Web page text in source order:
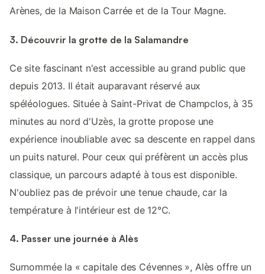
Arènes, de la Maison Carrée et de la Tour Magne.
3. Découvrir la grotte de la Salamandre
Ce site fascinant n'est accessible au grand public que
depuis 2013. Il était auparavant réservé aux
spéléologues. Située à Saint-Privat de Champclos, à 35
minutes au nord d'Uzès, la grotte propose une
expérience inoubliable avec sa descente en rappel dans
un puits naturel. Pour ceux qui préfèrent un accès plus
classique, un parcours adapté à tous est disponible.
N'oubliez pas de prévoir une tenue chaude, car la
température à l'intérieur est de 12°C.
4. Passer une journée à Alès
Surnommée la « capitale des Cévennes », Alès offre un